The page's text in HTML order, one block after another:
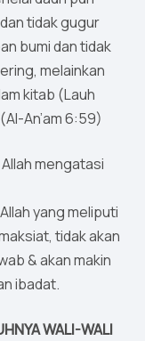
tidak gugur
bumi dan tidak
melainkan
kitab (Lauh
An’am 6:59)
mengatasi
yang meliputi
tidak akan
& akan makin
ibadat.
WALI-WALI